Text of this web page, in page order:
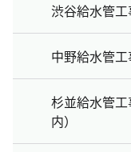
渋谷給水管工
中野給水管工
杉並給水管
内）